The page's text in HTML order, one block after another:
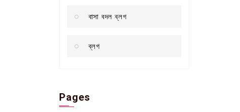
বাসা বদল ব্লগ
ব্লগ
Pages